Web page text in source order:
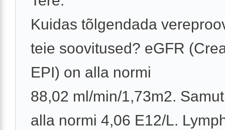
Kuidas tõlgendada
teie soovitused? eGFR
EPI) on alla normi
88,02 ml/min/1,73m2.
alla normi 4,06 E12/L.